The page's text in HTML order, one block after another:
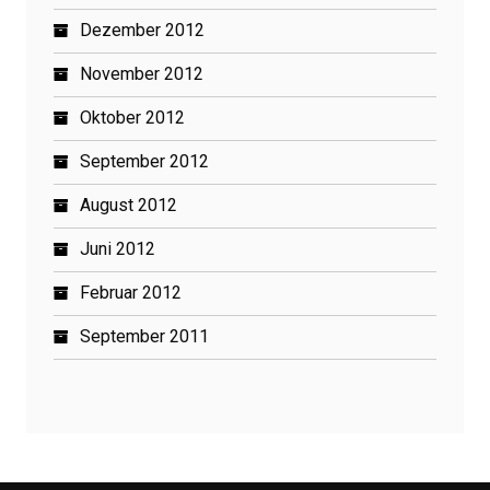
Dezember 2012
November 2012
Oktober 2012
September 2012
August 2012
Juni 2012
Februar 2012
September 2011